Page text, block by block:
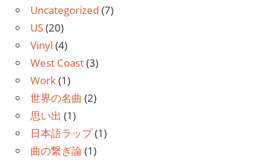
Uncategorized (7)
US(20)
Vinyl (4)
West Coast(3)
Work(1)
世界の名曲 (2)
思い出 (1)
日本語ラップ(1)
曲の繋ぎ論 (1)